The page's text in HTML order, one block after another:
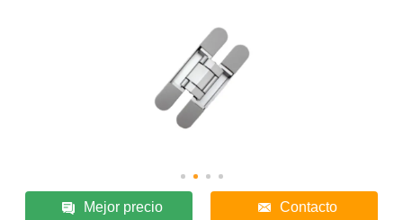
Mejor precio Contacto